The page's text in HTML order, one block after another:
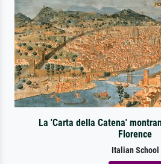
La 'Carta della Catena'
Florence
Italian School